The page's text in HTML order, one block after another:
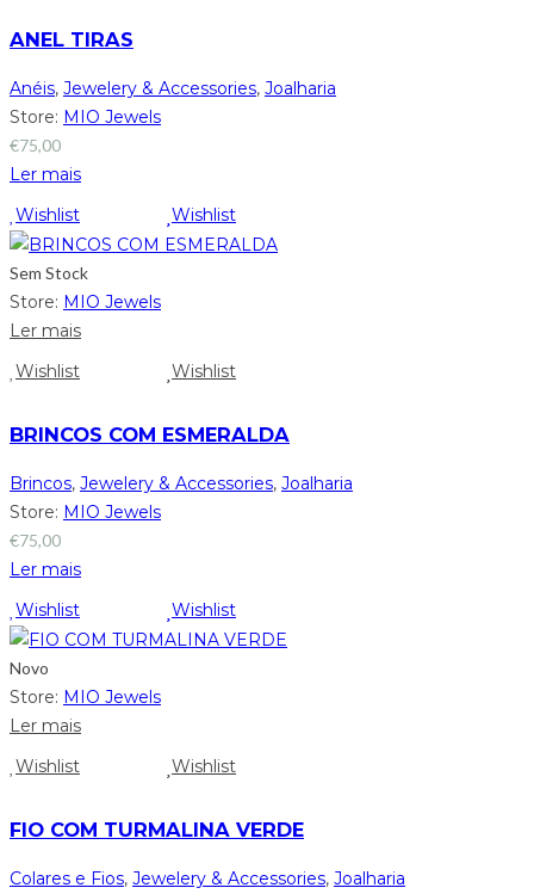
ANEL TIRAS
Anéis, Jewelery & Accessories, Joalharia
Store: MIO Jewels
€75,00
Ler mais
Wishlist
Wishlist
Sem Stock
Store: MIO Jewels
Ler mais
Wishlist
Wishlist
BRINCOS COM ESMERALDA
Brincos, Jewelery & Accessories, Joalharia
Store: MIO Jewels
€75,00
Ler mais
Wishlist
Wishlist
Novo
Store: MIO Jewels
Ler mais
Wishlist
Wishlist
FIO COM TURMALINA VERDE
Colares e Fios, Jewelery & Accessories, Joalharia